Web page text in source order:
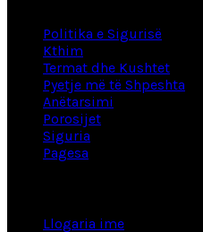
Politika e Sigurisë
Kthim
Termat dhe Kushtet
Pyetje më të Shpeshta
Anëtarsimi
Porosijet
Siguria
Pagesa
Llogaria ime